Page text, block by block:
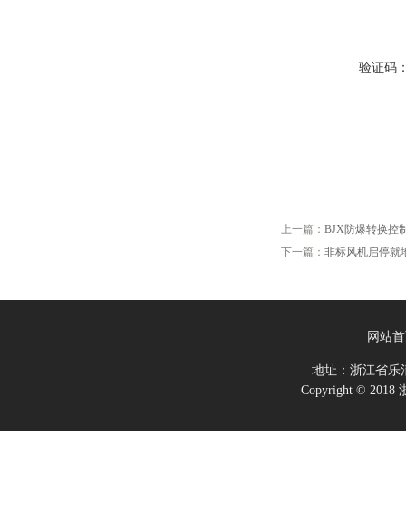
验证码
上一篇： BJX防爆转换控
下一篇： 非标风机启停就
网站
地址：浙江省
Copyright © 2018